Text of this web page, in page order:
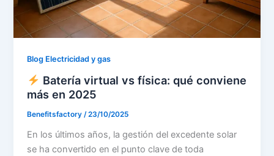
Blog Electricidad y gas
Batería virtual vs física: qué conviene
más en 2025
Benefitsfactory /23/10/2025
En los últimos años, la gestión del excedente solar
se ha convertido en el punto clave de toda